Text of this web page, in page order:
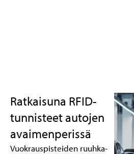
Ratkaisuna RFID-
tunnisteet autojen
avaimenperissä
Vuokrauspisteiden ruuhka-